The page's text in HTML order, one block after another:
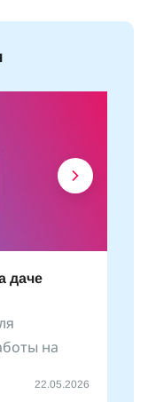
даче
на
22.05.2026